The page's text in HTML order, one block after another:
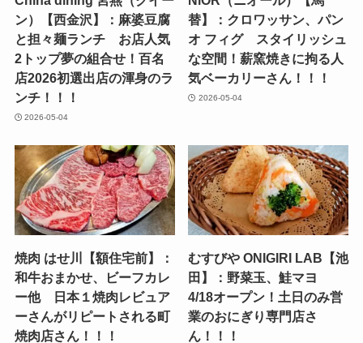
ン）【西金沢】：麻婆豆腐
と担々麺ランチ お店人気
2トップ夢の組合せ！百名
店2026初選出店の渾身のラ
ンチ！！！
2026-05-04
替】：クロワッサン、パン
オ フィグ スタイリッシュ
な空間！薪窯焼きに拘る人
気ベーカリーさん！！！
2026-05-04
焼肉 はせ川【額住宅前】：
和牛おまかせ、ビーフカレ
ー他 日本１焼肉レビュア
ーさんがリピートされる町
焼肉店さん！！！
むすびや ONIGIRI LAB【池
田】：野菜玉、鮭マヨ
4/18オープン！土日のみ営
業のおにぎり専門店さ
ん！！！